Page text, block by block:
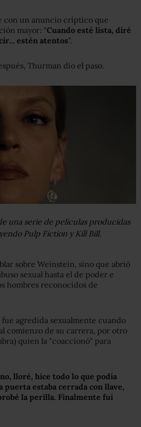
con un anuncio críptico que
mayor: "Cuando esté lista, diré
estén atentos".
Thurman dio el paso.
una serie de películas producidas
Pulp Fiction y Kill Bill.
sobre Weinstein, sino que abrió
sexual hasta el de poder e
hombres reconocidos de
agredida sexualmente cuando
comienzo de su carrera, por otro
quien la "coaccionó" para
lloré, hice todo lo que podía
puerta estaba cerrada con llave,
la perilla. Finalmente fui